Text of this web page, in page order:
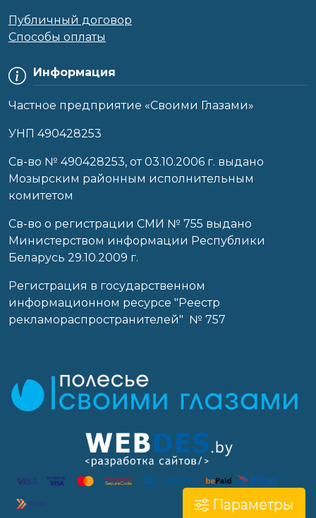
Параметры
Информация
Частное предприятие «Своими Глазами»
УНП 490428253
Cв-во № 490428253, от 03.10.2006 г. выдано
Мозырским районным исполнительным
комитетом
Св-во о регистрации СМИ № 755 выдано
Министерством информации Республики
Беларусь 29.10.2009 г.
Регистрация в государственном
информационном ресурсе "Реестр
рекламораспространителей" № 757
Публичный договор
Способы оплаты